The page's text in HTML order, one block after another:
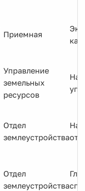
Приемная
Управление
земельных
ресурсов
Отдел
землеустройства
Отдел
землеустройства